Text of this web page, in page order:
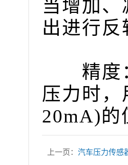
当增加
出进行
精度：
压力时
20mA)的
上一页： 汽车压力传感